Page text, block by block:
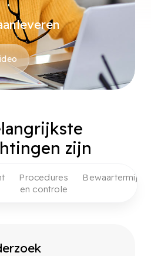
zijn
Procedures
en controle
Bewaartermijn